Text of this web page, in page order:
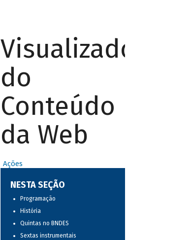
Visualizador
do
Conteúdo
da Web
Ações
NESTA SEÇÃO
Programação
História
Quintas no BNDES
Sextas instrumentais